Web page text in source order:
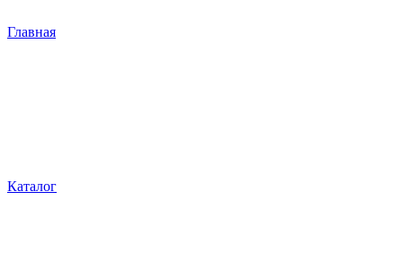
Главная
Каталог